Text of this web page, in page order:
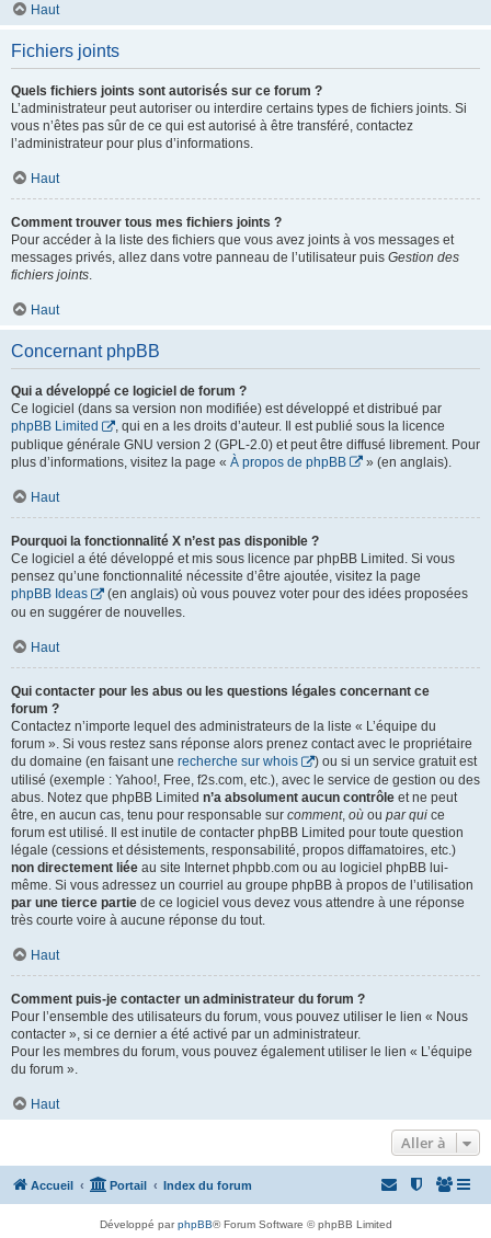
Haut
Fichiers joints
Quels fichiers joints sont autorisés sur ce forum ?
L’administrateur peut autoriser ou interdire certains types de fichiers joints. Si
vous n’êtes pas sûr de ce qui est autorisé à être transféré, contactez
l’administrateur pour plus d’informations.
Haut
Comment trouver tous mes fichiers joints ?
Pour accéder à la liste des fichiers que vous avez joints à vos messages et
messages privés, allez dans votre panneau de l’utilisateur puis Gestion des
fichiers joints.
Haut
Concernant phpBB
Qui a développé ce logiciel de forum ?
Ce logiciel (dans sa version non modifiée) est développé et distribué par
phpBB Limited
, qui en a les droits d’auteur. Il est publié sous la licence
publique générale GNU version 2 (GPL-2.0) et peut être diffusé librement. Pour
plus d’informations, visitez la page « À propos de phpBB » (en anglais).
Haut
Pourquoi la fonctionnalité X n’est pas disponible ?
Ce logiciel a été développé et mis sous licence par phpBB Limited. Si vous
pensez qu’une fonctionnalité nécessite d’être ajoutée, visitez la page
phpBB Ideas
(en anglais) où vous pouvez voter pour des idées proposées
ou en suggérer de nouvelles.
Haut
Qui contacter pour les abus ou les questions légales concernant ce
forum ?
Contactez n’importe lequel des administrateurs de la liste « L’équipe du
forum ». Si vous restez sans réponse alors prenez contact avec le propriétaire
du domaine (en faisant une recherche sur whois
) ou si un service gratuit est
utilisé (exemple : Yahoo!, Free, f2s.com, etc.), avec le service de gestion ou des
abus. Notez que phpBB Limited n’a absolument aucun contrôle et ne peut
être, en aucun cas, tenu pour responsable sur comment, où ou par qui ce
forum est utilisé. Il est inutile de contacter phpBB Limited pour toute question
légale (cessions et désistements, responsabilité, propos diffamatoires, etc.)
non directement liée au site Internet phpbb.com ou au logiciel phpBB lui-
même. Si vous adressez un courriel au groupe phpBB à propos de l’utilisation
par une tierce partie de ce logiciel vous devez vous attendre à une réponse
très courte voire à aucune réponse du tout.
Haut
Comment puis-je contacter un administrateur du forum ?
Pour l’ensemble des utilisateurs du forum, vous pouvez utiliser le lien « Nous
contacter », si ce dernier a été activé par un administrateur.
Pour les membres du forum, vous pouvez également utiliser le lien « L’équipe
du forum ».
Haut
Aller à
Accueil Portail Index du forum
Développé parphpBB® Forum Software © phpBB Limited